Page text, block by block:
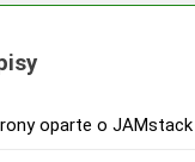
oparte o JAMstack